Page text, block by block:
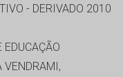
- DERIVADO 2010
EDUCAÇÃO
VENDRAMI,